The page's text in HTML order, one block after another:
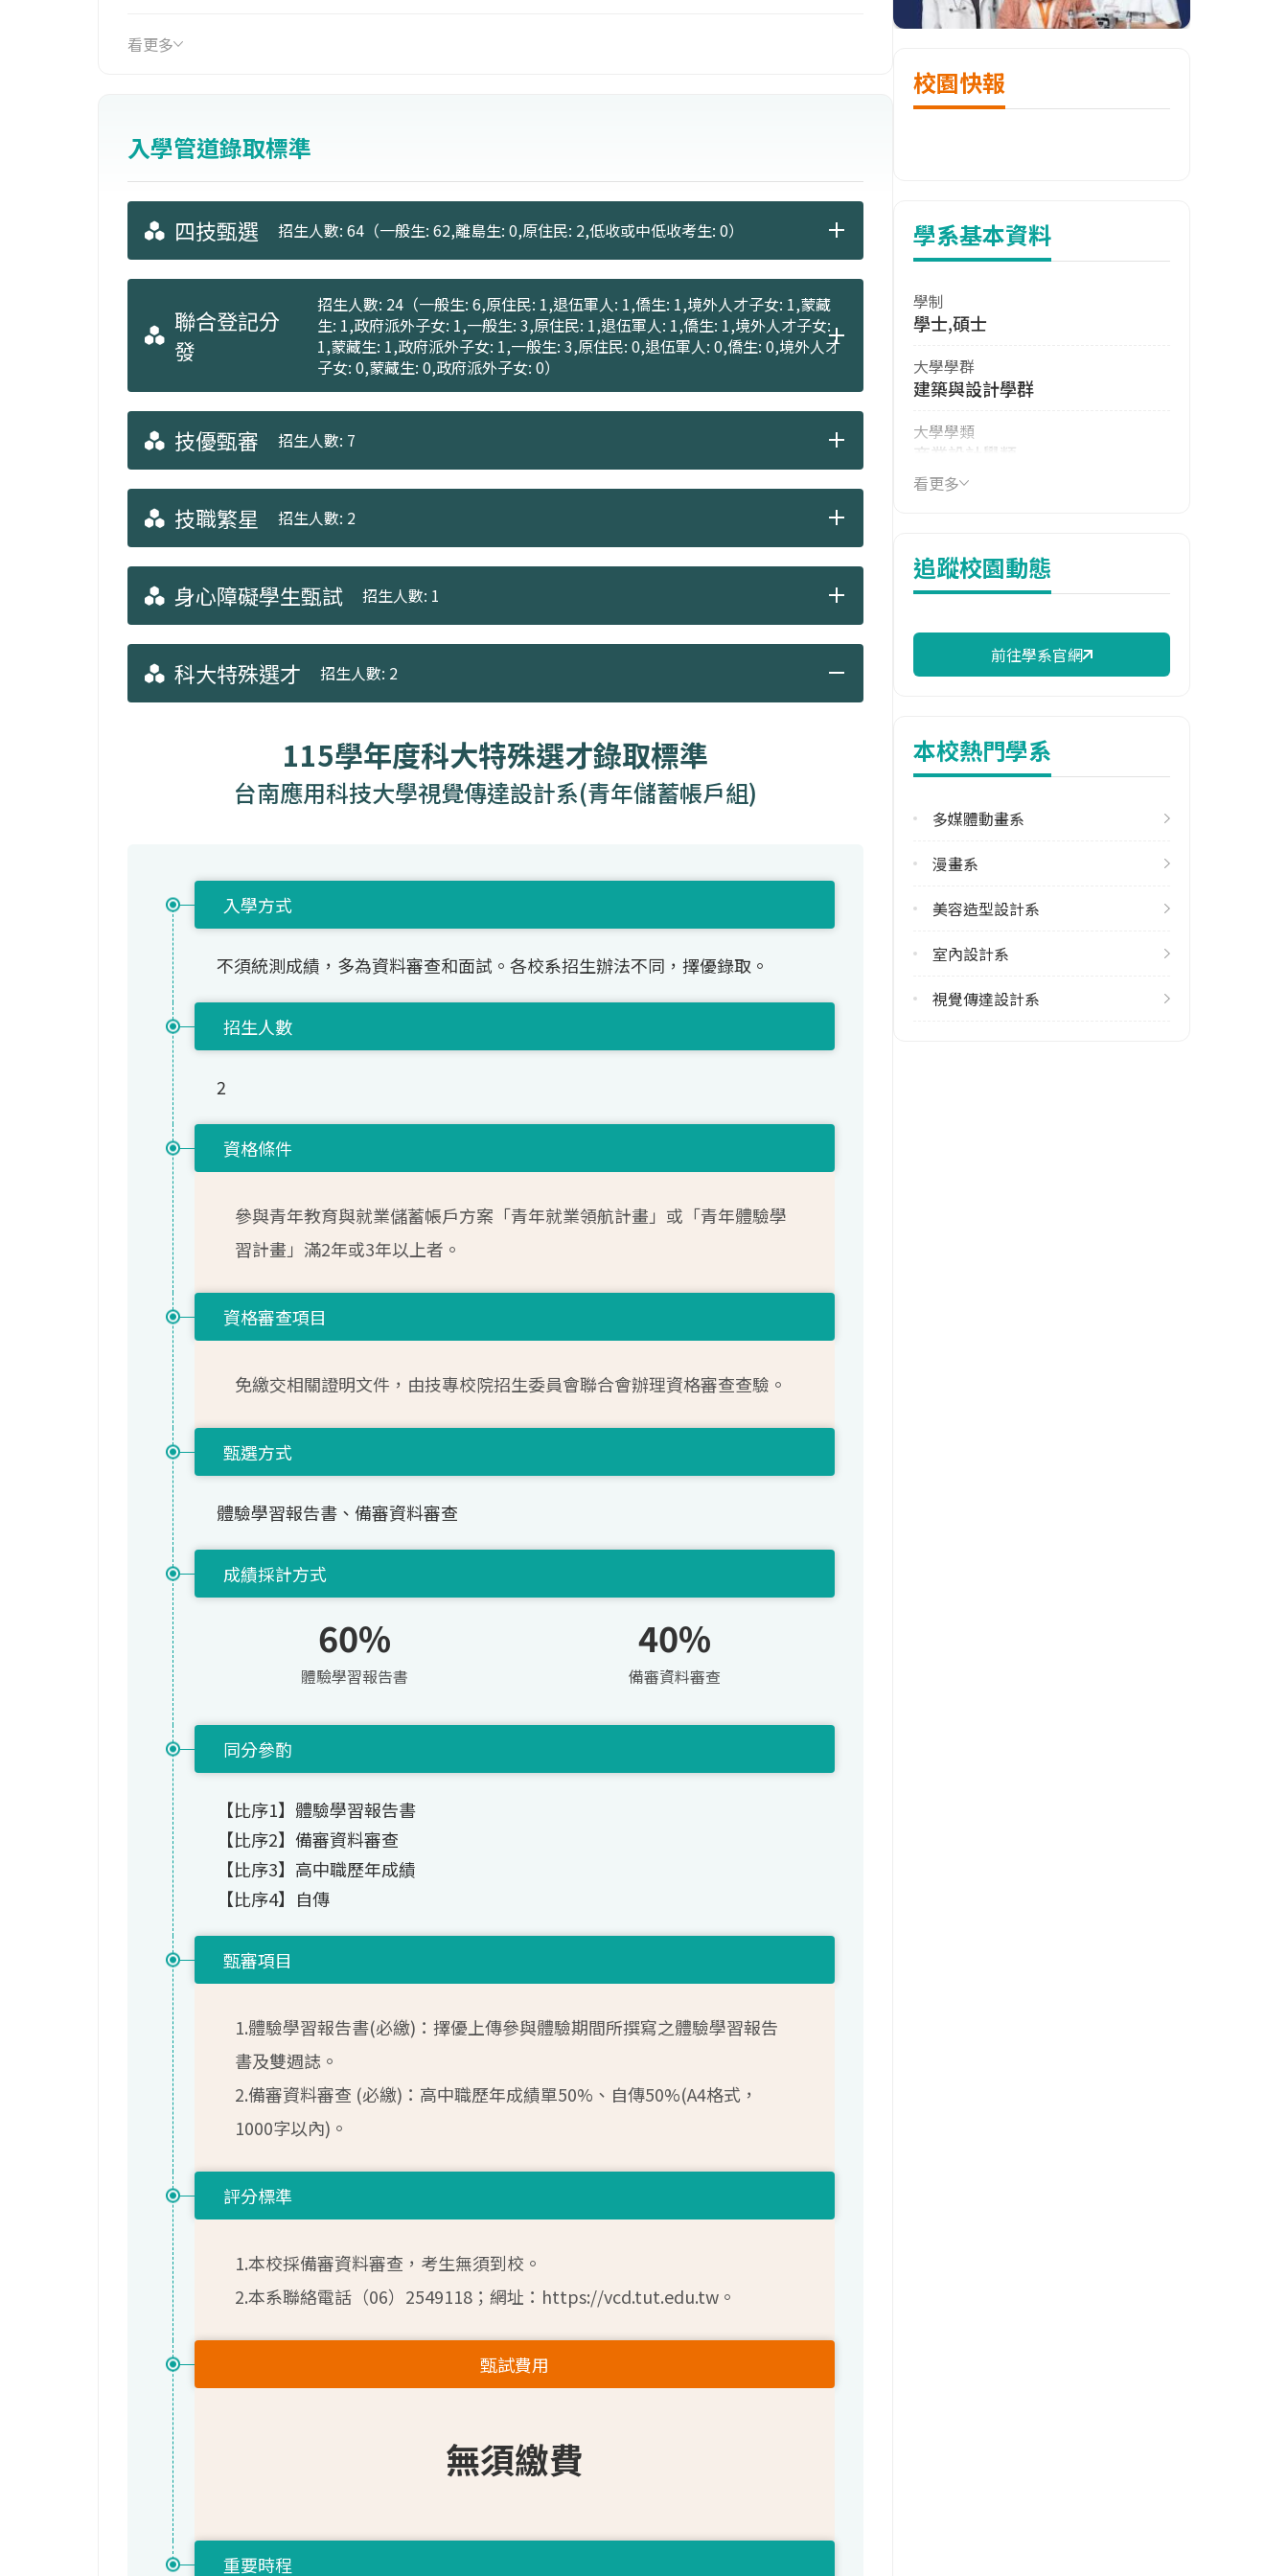
看更多
入學管道錄取標準
四技甄選 招生人數: 64（一般生: 62,離島生: 0,原住民: 2,低收或中低收考生: 0）
聯合登記分
發
招生人數: 24（一般生: 6,原住民: 1,退伍軍人: 1,僑生: 1,境外人才子女: 1,蒙藏
生: 1,政府派外子女: 1,一般生: 3,原住民: 1,退伍軍人: 1,僑生: 1,境外人才子女:
1,蒙藏生: 1,政府派外子女: 1,一般生: 3,原住民: 0,退伍軍人: 0,僑生: 0,境外人才
子女: 0,蒙藏生: 0,政府派外子女: 0）
技優甄審 招生人數: 7
技職繁星 招生人數: 2
身心障礙學生甄試 招生人數: 1
科大特殊選才 招生人數: 2
115學年度科大特殊選才錄取標準
台南應用科技大學視覺傳達設計系(青年儲蓄帳戶組)
入學方式
不須統測成績，多為資料審查和面試。各校系招生辦法不同，擇優錄取。
招生人數
2
資格條件
參與青年教育與就業儲蓄帳戶方案「青年就業領航計畫」或「青年體驗學
習計畫」滿2年或3年以上者。
資格審查項目
免繳交相關證明文件，由技專校院招生委員會聯合會辦理資格審查查驗。
甄選方式
體驗學習報告書、備審資料審查
成績採計方式
60%
體驗學習報告書
40%
備審資料審查
同分參酌
【比序1】體驗學習報告書
【比序2】備審資料審查
【比序3】高中職歷年成績
【比序4】自傳
甄審項目
1.體驗學習報告書(必繳)：擇優上傳參與體驗期間所撰寫之體驗學習報告
書及雙週誌。
2.備審資料審查 (必繳)：高中職歷年成績單50%、自傳50%(A4格式，
1000字以內)。
評分標準
1.本校採備審資料審查，考生無須到校。
2.本系聯絡電話（06）2549118；網址：https://vcd.tut.edu.tw。
甄試費用
無須繳費
重要時程
校園快報
學系基本資料
學制
學士,碩士
大學學群
建築與設計學群
大學學類
商業設計學類
技職群類
114年學費
39,810 元/學期
114年雜費
13,580 元/學期
修輔系人數
113學年度上學期
2
學系電話
臺南市永康區中正路529號
看更多
追蹤校園動態
前往學系官網
本校熱門學系
多媒體動畫系
漫畫系
美容造型設計系
室內設計系
視覺傳達設計系